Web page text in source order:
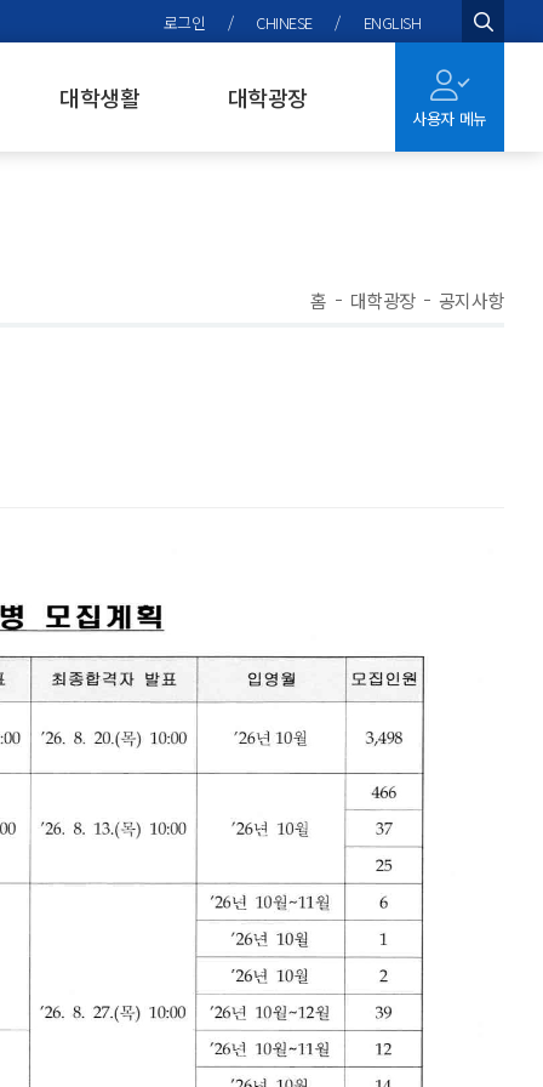
로그인 / CHINESE / ENGLISH 검색
대학생활 대학광장
사용자 메뉴
홈 대학광장 공지사항